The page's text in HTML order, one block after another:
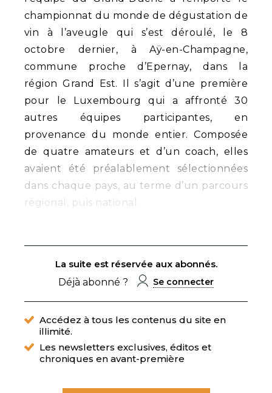
championnat du monde de dégustation de
vin à l’aveugle qui s’est déroulé, le 8
octobre dernier, à Aÿ-en-Champagne,
commune proche d’Epernay, dans la
région Grand Est. Il s’agit d’une première
pour le Luxembourg qui a affronté 30
autres équipes participantes, en
provenance du monde entier. Composée
de quatre amateurs et d’un coach, elles
avaient été préalablement sélectionnées
dans chaque pays, au terme d’un parcours
régional, puis national.
La suite est réservée aux abonnés.
Déjà abonné ?
Se connecter
Accédez à tous les contenus du site en
illimité.
Les newsletters exclusives, éditos et
chroniques en avant-première